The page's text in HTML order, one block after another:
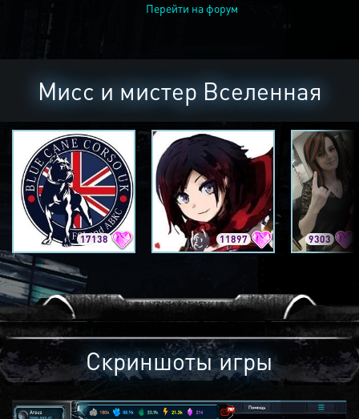
Перейти на форум
Мисс и мистер Вселенная
17138 11897 9303
Скриншоты игры